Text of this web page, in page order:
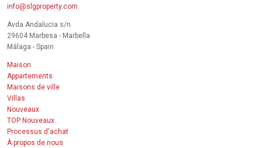
info@slgproperty.com
Avda Andalucia s/n
29604 Marbesa - Marbella
Málaga - Spain
Maison
Appartements
Maisons de ville
Villas
Nouveaux
TOP Nouveaux
Processus d'achat
À propos de nous